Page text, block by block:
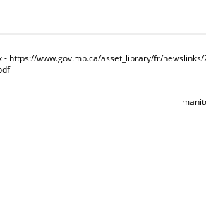
- https://www.gov.mb.ca/asset_library/fr/newslinks/